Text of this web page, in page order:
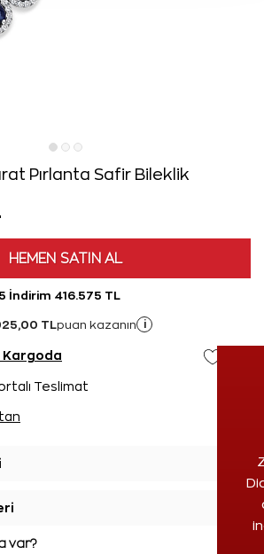
Pırlanta Safir Bileklik
HEMEN SATIN AL
İndirim 416.575 TL
TL puan kazanın i
Kargoda
Teslimat
var?